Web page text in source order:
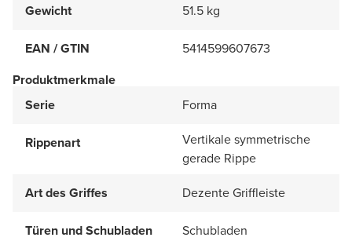
Gewicht 51.5 kg
EAN / GTIN
5414599607673
Produktmerkmale
Serie
Forma
Rippenart
Vertikale symmetrische
gerade Rippe
Art des Griffes
Dezente Griffleiste
Türen und Schubladen Schubladen